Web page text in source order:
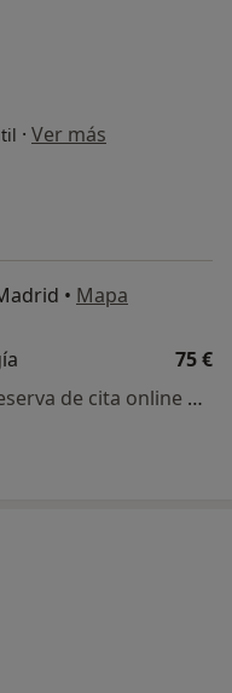
· Ver más
• Mapa
75 €
Este especialista no ofrece reserva de cita online en esta dirección.